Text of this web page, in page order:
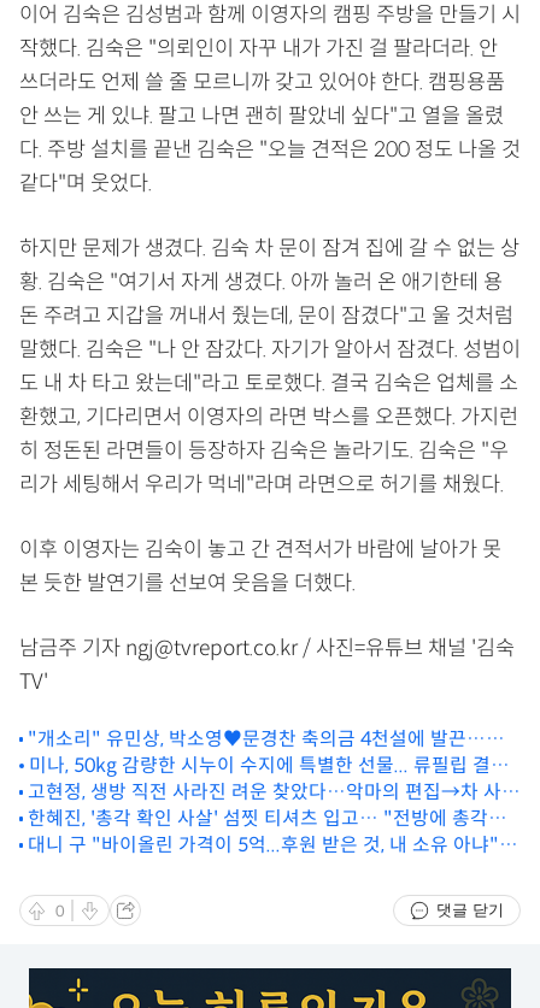
이어 김숙은 김성범과 함께 이영자의 캠핑 주방을 만들기 시
작했다. 김숙은 "의뢰인이 자꾸 내가 가진 걸 팔라더라. 안
쓰더라도 언제 쓸 줄 모르니까 갖고 있어야 한다. 캠핑용품
안 쓰는 게 있냐. 팔고 나면 괜히 팔았네 싶다"고 열을 올렸
다. 주방 설치를 끝낸 김숙은 "오늘 견적은 200 정도 나올 것
같다"며 웃었다.
하지만 문제가 생겼다. 김숙 차 문이 잠겨 집에 갈 수 없는 상
황. 김숙은 "여기서 자게 생겼다. 아까 놀러 온 애기한테 용
돈 주려고 지갑을 꺼내서 줬는데, 문이 잠겼다"고 울 것처럼
말했다. 김숙은 "나 안 잠갔다. 자기가 알아서 잠겼다. 성범이
도 내 차 타고 왔는데"라고 토로했다. 결국 김숙은 업체를 소
환했고, 기다리면서 이영자의 라면 박스를 오픈했다. 가지런
히 정돈된 라면들이 등장하자 김숙은 놀라기도. 김숙은 "우
리가 세팅해서 우리가 먹네"라며 라면으로 허기를 채웠다.
이후 이영자는 김숙이 놓고 간 견적서가 바람에 날아가 못
본 듯한 발연기를 선보여 웃음을 더했다.
남금주 기자 ngj@tvreport.co.kr / 사진=유튜브 채널 '김숙
TV'
"개소리" 유민상, 박소영♥문경찬 축의금 4천설에 발끈…오
나미 오열 ('동상이몽2')
미나, 50kg 감량한 시누이 수지에 특별한 선물... 류필립 결혼
잘했다
고현정, 생방 직전 사라진 려운 찾았다…악마의 편집→차 사건
에 '위기' (나미브) [종합]
한혜진, '총각 확인 사살' 섬찟 티셔츠 입고… "전방에 총각이
있다" ('한혜진')
대니 구 "바이올린 가격이 5억...후원 받은 것, 내 소유 아냐"
0 댓글 닫기